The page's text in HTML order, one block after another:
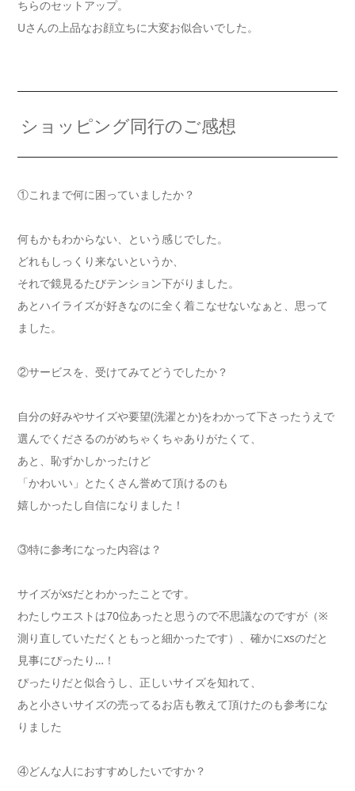
ちらのセットアップ。
Uさんの上品なお顔立ちに大変お似合いでした。
ショッピング同行のご感想
①これまで何に困っていましたか？
何もかもわからない、という感じでした。
どれもしっくり来ないというか、
それで鏡見るたびテンション下がりました。
あとハイライズが好きなのに全く着こなせないなぁと、思って
ました。
②サービスを、受けてみてどうでしたか？
自分の好みやサイズや要望(洗濯とか)をわかって下さったうえで
選んでくださるのがめちゃくちゃありがたくて、
あと、恥ずかしかったけど
「かわいい」とたくさん誉めて頂けるのも
嬉しかったし自信になりました！
③特に参考になった内容は？
サイズがxsだとわかったことです。
わたしウエストは70位あったと思うので不思議なのですが（※
測り直していただくともっと細かったです）、確かにxsのだと
見事にぴったり…！
ぴったりだと似合うし、正しいサイズを知れて、
あと小さいサイズの売ってるお店も教えて頂けたのも参考にな
りました
④どんな人におすすめしたいですか？